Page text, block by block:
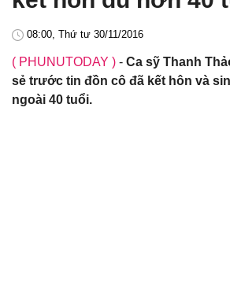
08:00, Thứ tư 30/11/2016
( PHUNUTODAY ) - Ca sỹ Thanh
sẻ trước tin đồn cô đã kết hôn và
ngoài 40 tuổi.